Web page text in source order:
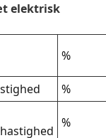
elektrisk
%
%
%